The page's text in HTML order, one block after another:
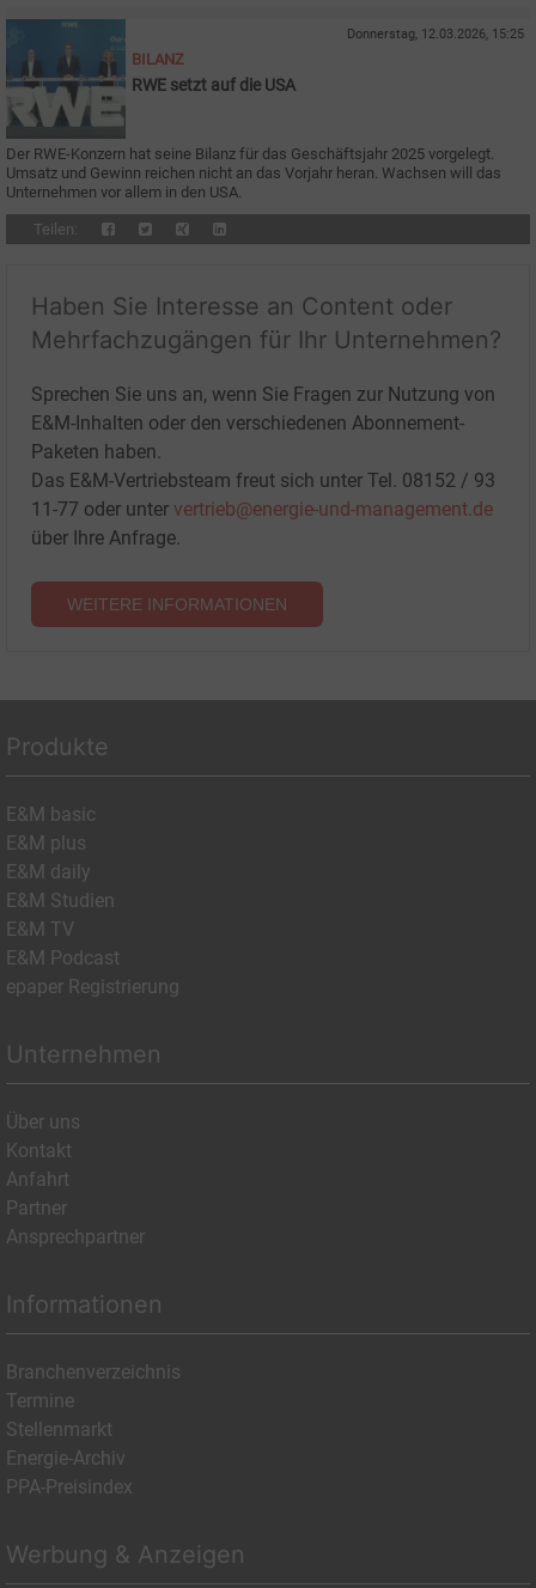
Donnerstag, 12.03.2026, 15:25
BILANZ
RWE setzt auf die USA
Der RWE-Konzern hat seine Bilanz für das Geschäftsjahr 2025 vorgelegt.
Umsatz und Gewinn reichen nicht an das Vorjahr heran. Wachsen will das
Unternehmen vor allem in den USA.
Teilen:
Haben Sie Interesse an Content oder
Mehrfachzugängen für Ihr Unternehmen?
Sprechen Sie uns an, wenn Sie Fragen zur Nutzung von
E&M-Inhalten oder den verschiedenen Abonnement-
Paketen haben.
Das E&M-Vertriebsteam freut sich unter Tel. 08152 / 93
11-77 oder unter vertrieb@energie-und-management.de
über Ihre Anfrage.
WEITERE INFORMATIONEN
Produkte
E&M basic
E&M plus
E&M daily
E&M Studien
E&M TV
E&M Podcast
epaper Registrierung
Unternehmen
Über uns
Kontakt
Anfahrt
Partner
Ansprechpartner
Informationen
Branchenverzeichnis
Termine
Stellenmarkt
Energie-Archiv
PPA-Preisindex
Werbung & Anzeigen